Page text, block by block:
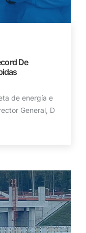
De
de energía e
General, D